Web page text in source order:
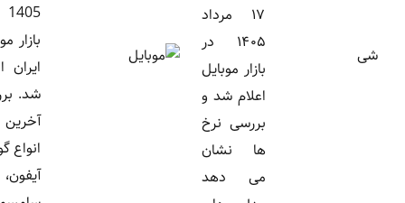
۱۷ مرداد
۱۴۰۵ در
بازار موبایل
اعلام شد و
بررسی نرخ
ها نشان
می دهد
1405 در
بازار موبایل
ایران اعلام
شد. بررسی
آخرین نرخ
انواع گوشی
آیفون،